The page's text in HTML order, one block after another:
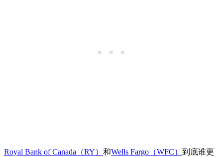
Royal Bank of Canada（RY） 和Wells Fargo（WFC） 到底谁更